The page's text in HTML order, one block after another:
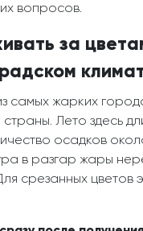
вопросов.
за
самых жарких
Лето здесь
осадков
в разгар жары
срезанных цветов